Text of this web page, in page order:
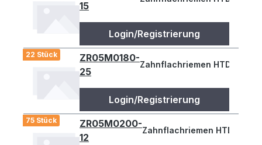
15
Login/Registrierung
22 Stück
ZR05M0180-
25
Zahnflachriemen HTD 180-
Login/Registrierung
75 Stück
ZR05M0200-
12
Zahnflachriemen HTD 200-